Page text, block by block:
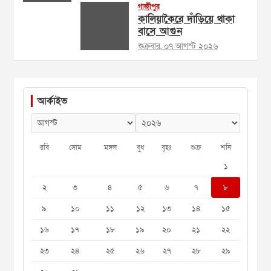
গাজীপুর
কালিয়াকৈরে দাঁড়িয়ে থাকা
বাসে আগুন
শুক্রবার, ০৭ আগস্ট ২০২৬
আর্কাইভ
রবি সোম মঙ্গল বুধ বৃহঃ শুক্র শনি
১
২
৩ ৪ ৫ ৬ ৭
৮
৯
১০ ১১ ১২ ১৩ ১৪
১৫
১৬
১৭ ১৮ ১৯ ২০ ২১
২২
২৩
২৪ ২৫ ২৬ ২৭ ২৮
২৯